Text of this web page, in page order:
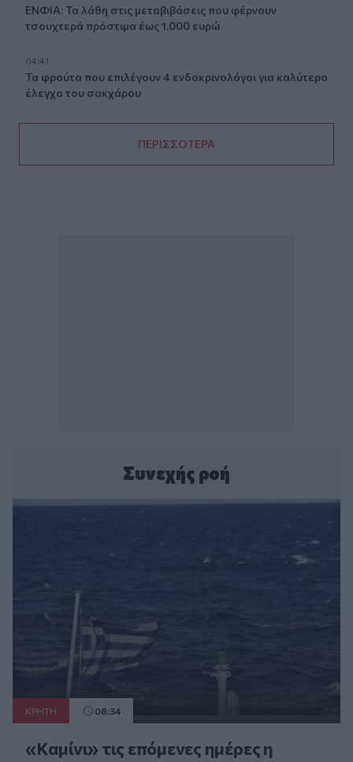
ΕΝΦΙΑ: Τα λάθη στις μεταβιβάσεις που φέρνουν
τσουχτερά πρόστιμα έως 1.000 ευρώ
04:41
Τα φρούτα που επιλέγουν 4 ενδοκρινολόγοι για καλύτερο
έλεγχο του σακχάρου
ΠΕΡΙΣΣΟΤΕΡΑ
Συνεχής ροή
ΚΡΗΤΗ 08:34
«Καμίνι» τις επόμενες ημέρες η